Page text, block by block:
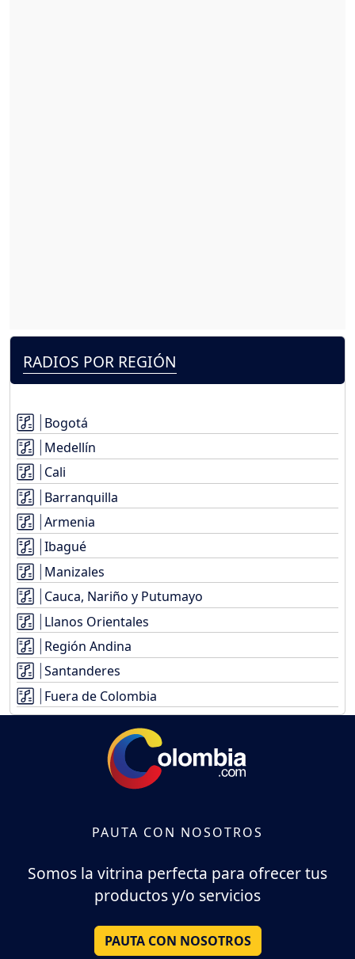
RADIOS POR REGIÓN
Bogotá
Medellín
Cali
Barranquilla
Armenia
Ibagué
Manizales
Cauca, Nariño y Putumayo
Llanos Orientales
Región Andina
Santanderes
Fuera de Colombia
PAUTA CON NOSOTROS
Somos la vitrina perfecta para ofrecer tus
productos y/o servicios
PAUTA CON NOSOTROS